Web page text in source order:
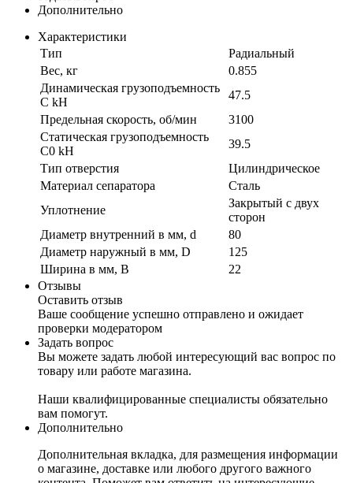
Дополнительно
Характеристики
Тип
Радиальный
Вес, кг
0.855
Динамическая грузоподъемность
C kH
47.5
Предельная скорость, об/мин
3100
Статическая грузоподъемность
C0 kH
39.5
Тип отверстия
Цилиндрическое
Материал сепаратора
Сталь
Уплотнение
Закрытый с двух
сторон
Диаметр внутренний в мм, d
80
Диаметр наружный в мм, D
125
Ширина в мм, B
22
Отзывы
Оставить отзыв
Ваше сообщение успешно отправлено и ожидает
проверки модератором
Задать вопрос
Вы можете задать любой интересующий вас вопрос по
товару или работе магазина.
Наши квалифицированные специалисты обязательно
вам помогут.
Дополнительно
Дополнительная вкладка, для размещения информации
о магазине, доставке или любого другого важного